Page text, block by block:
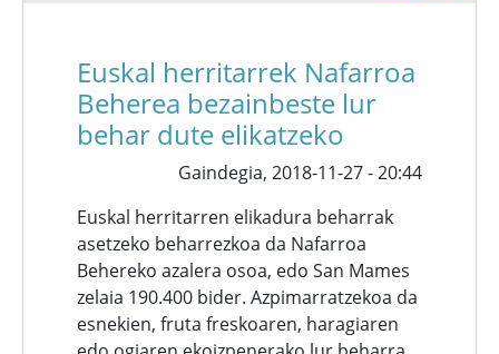
Euskal herritarrek Nafarroa
Beherea bezainbeste lur
behar dute elikatzeko
Gaindegia, 2018-11-27 - 20:44
Euskal herritarren elikadura beharrak
asetzeko beharrezkoa da Nafarroa
Behereko azalera osoa, edo San Mames
zelaia 190.400 bider. Azpimarratzekoa da
esnekien, fruta freskoaren, haragiaren